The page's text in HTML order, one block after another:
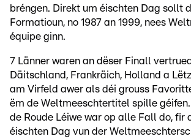
bréngen. Direkt um éischten Dag sollt
Formatioun, no 1987 an 1999, nees
équipe ginn.
7 Länner waren an dëser Finall
Däitschland, Frankräich, Holland a
am Virfeld awer als déi grouss
ëm de Weltmeeschtertitel spille géifen.
de Roude Léiwe war op alle Fall do, fir
éischten Dag vun der